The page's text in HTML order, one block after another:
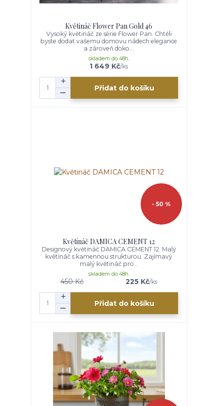
Květináč Flower Pan Gold 46
Vysoký květináč ze série Flower Pan. Chtěli
byste dodat vašemu domovu nádech elegance
a zároveň doko...
1 649 Kč/ks
skladem do 48h.
Přidat do košíku
- 50 %
Květináč DAMICA CEMENT 12
Designový květináč DAMICA CEMENT 12. Malý
květináč s kamennou strukturou. Zajímavý
malý květináč pro...
450 Kč 225 Kč/ks
skladem do 48h.
Přidat do košíku